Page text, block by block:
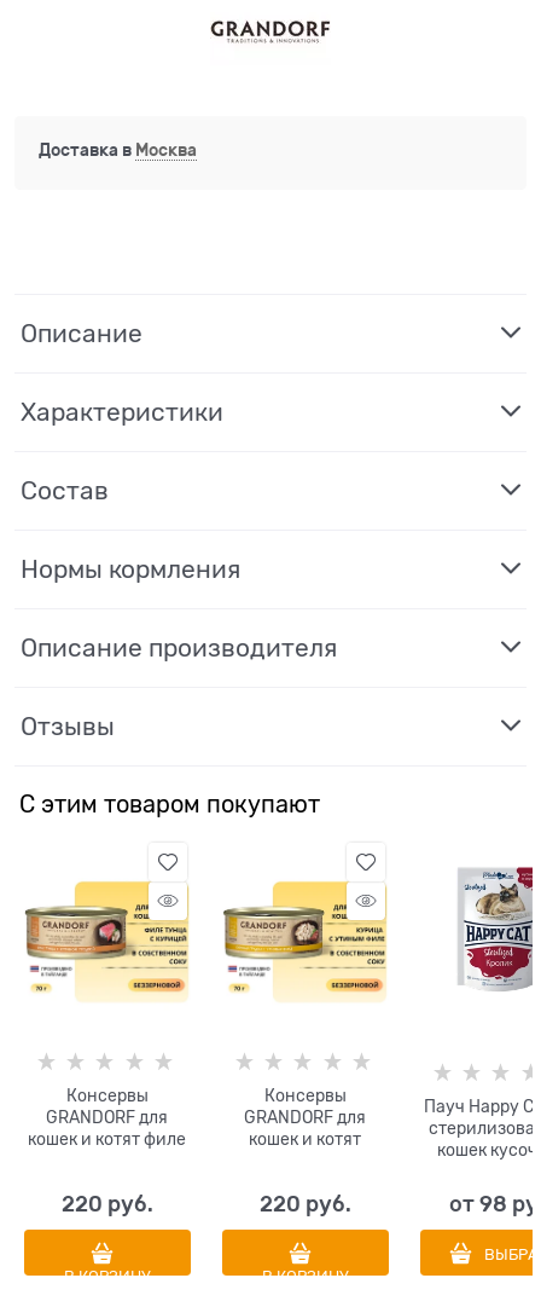
Доставка в Москва
Описание
Характеристики
Состав
Нормы кормления
Описание производителя
Отзывы
С этим товаром покупают
Консервы
GRANDORF для
кошек и котят филе
собственном соку
220 руб.
В КОРЗИНУ
Консервы
GRANDORF для
кошек и котят
собственном соку
220 руб.
В КОРЗИНУ
Пауч Happy
кошек
от 98